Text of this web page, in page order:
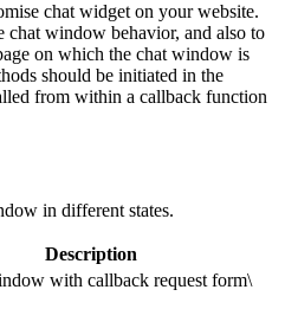
chat widget on your website.
chat window behavior, and also to
on which the chat window is
should be initiated in the
from within a callback function
in different states.
Description
with callback request form\